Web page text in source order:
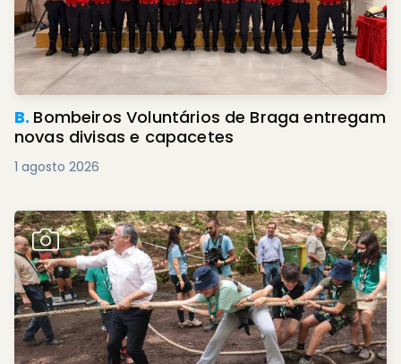
B. Bombeiros Voluntários de Braga entregam
novas divisas e capacetes
1 agosto 2026